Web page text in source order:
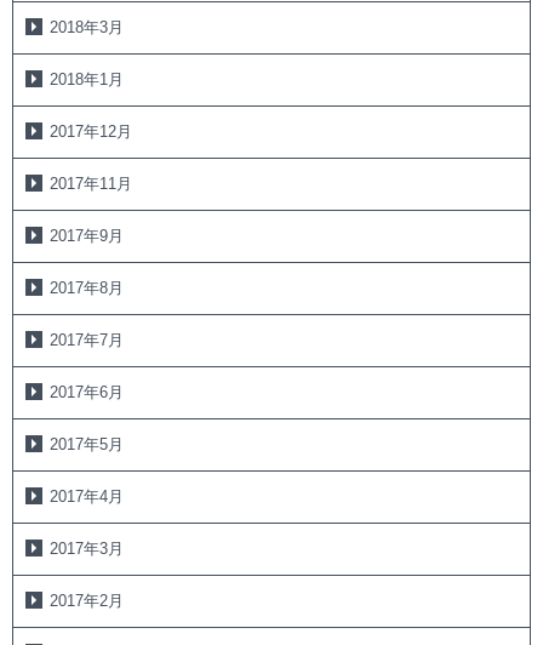
2018年3月
2018年1月
2017年12月
2017年11月
2017年9月
2017年8月
2017年7月
2017年6月
2017年5月
2017年4月
2017年3月
2017年2月